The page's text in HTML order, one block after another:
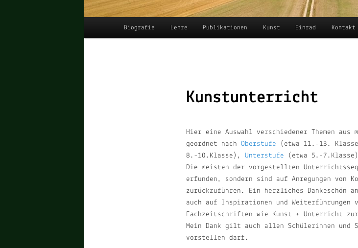
Biografie Lehre Publikationen Kunst Einrad Kontakt
Kunstunterricht
Hier eine Auswahl verschiedener Themen aus
geordnet nach Oberstufe (etwa 11.-13.
8.-10.Klasse), Unterstufe (etwa 5.-
Die meisten der vorgestellten
erfunden, sondern sind auf Anregungen von
zurückzuführen. Ein herzliches Dankeschön
auch auf Inspirationen und Weiterführungen
Fachzeitschriften wie Kunst + Unterricht
Mein Dank gilt auch allen Schülerinnen und
vorstellen darf.